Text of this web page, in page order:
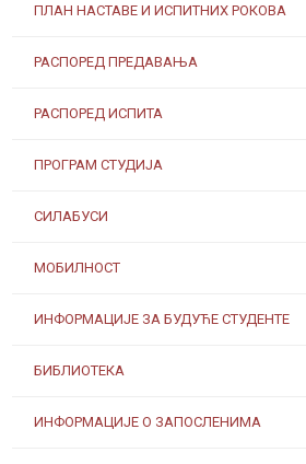
ПЛАН НАСТАВЕ И ИСПИТНИХ РОКОВА
РАСПОРЕД ПРЕДАВАЊА
РАСПОРЕД ИСПИТА
ПРОГРАМ СТУДИЈА
СИЛАБУСИ
МОБИЛНОСТ
ИНФОРМАЦИЈЕ ЗА БУДУЋЕ СТУДЕНТЕ
БИБЛИОТЕКА
ИНФОРМАЦИЈЕ О ЗАПОСЛЕНИМА